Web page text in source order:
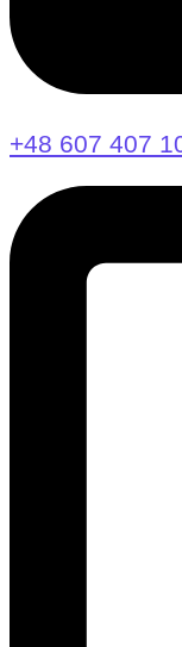
+48 607 407